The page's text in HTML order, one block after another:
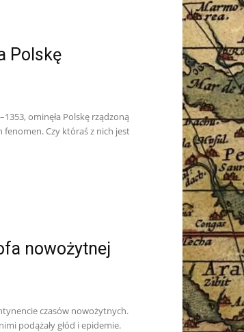
Polskę
ominęła Polskę rządzoną
fenomen. Czy któraś z nich jest
nowożytnej
czasów nowożytnych.
podążały głód i epidemie.